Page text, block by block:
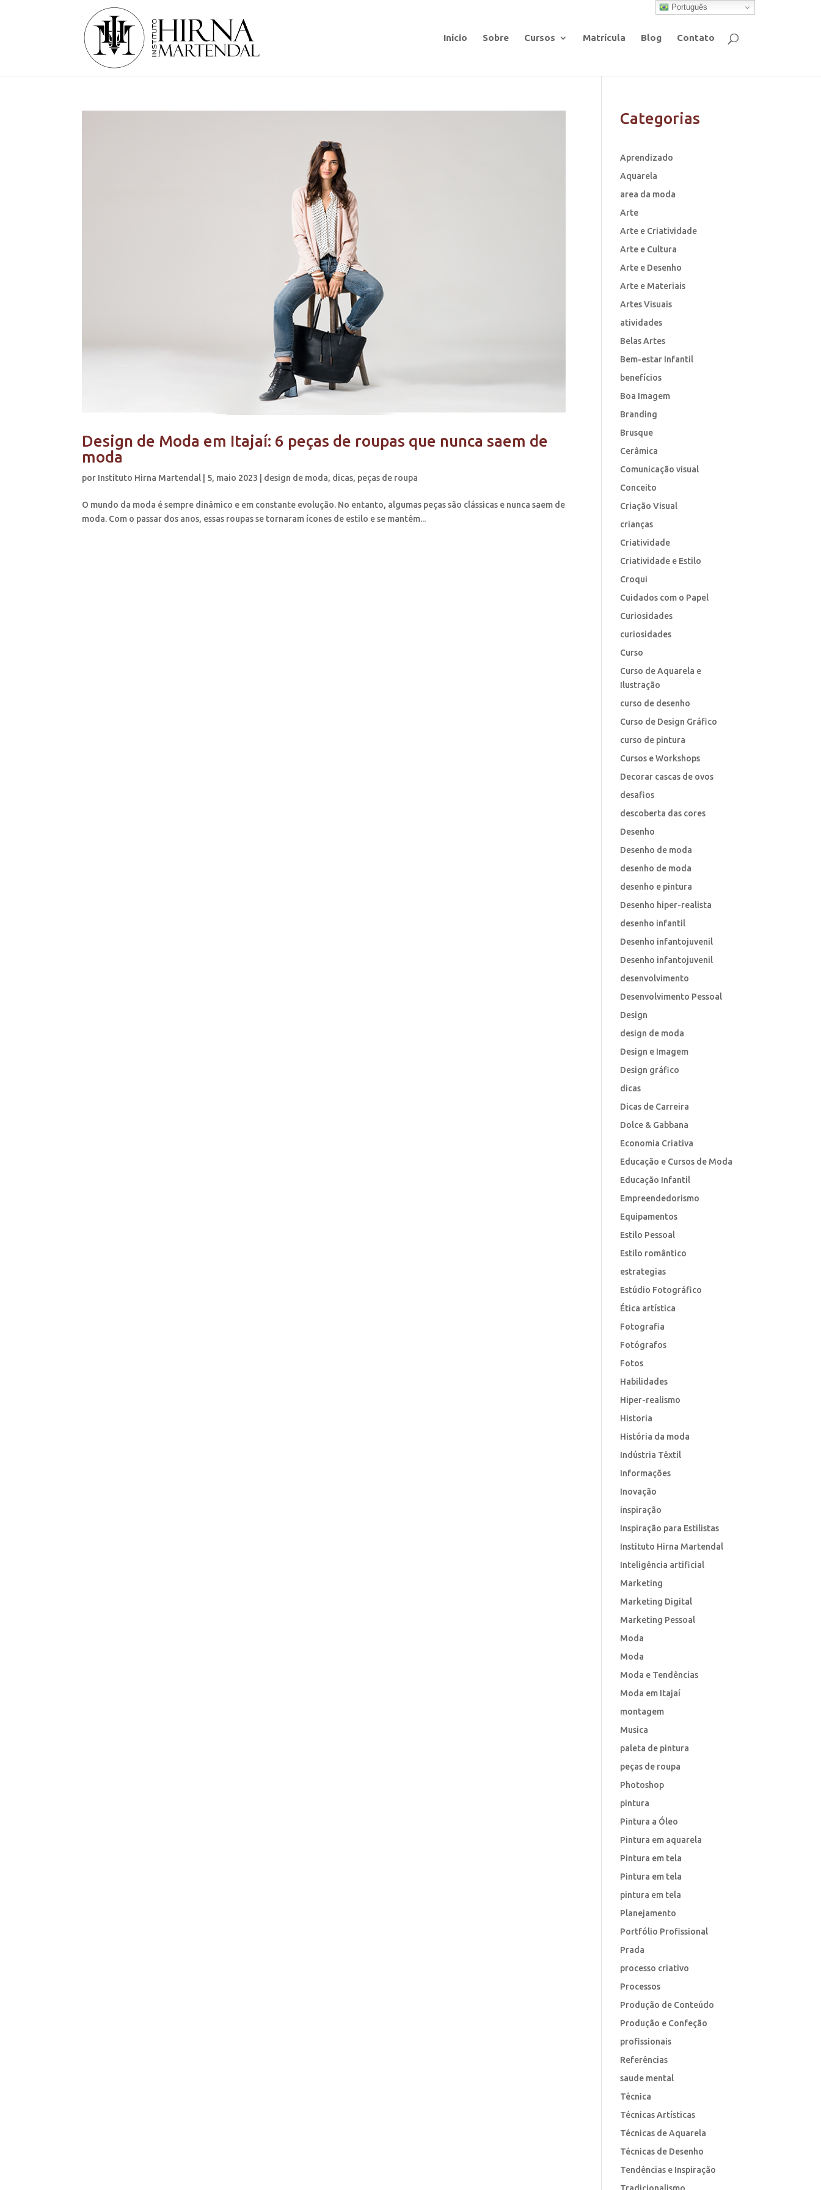
Início Sobre Cursos Matrícula Blog Contato
Design de Moda em Itajaí: 6 peças de roupas que nunca saem de
moda
por Instituto Hirna Martendal 5, maio 2023 design de moda, dicas, peças de roupa
O mundo da moda é sempre dinâmico e em constante evolução. No entanto, algumas peças são clássicas e nunca saem de
moda. Com o passar dos anos, essas roupas se tornaram ícones de estilo e se mantêm...
Categorias
Aprendizado
Aquarela
area da moda
Arte
Arte e Criatividade
Arte e Cultura
Arte e Desenho
Arte e Materiais
Artes Visuais
atividades
Belas Artes
Bem-estar Infantil
benefícios
Boa Imagem
Branding
Brusque
Cerâmica
Comunicação visual
Conceito
Criação Visual
crianças
Criatividade
Criatividade e Estilo
Croqui
Cuidados com o Papel
Curiosidades
curiosidades
Curso
Curso de Aquarela e
Ilustração
curso de desenho
Curso de Design Gráfico
curso de pintura
Cursos e Workshops
Decorar cascas de ovos
desafios
descoberta das cores
Desenho
Desenho de moda
desenho de moda
desenho e pintura
Desenho hiper-realista
desenho infantil
Desenho infantojuvenil
Desenho infantojuvenil
desenvolvimento
Desenvolvimento Pessoal
Design
design de moda
Design e Imagem
Design gráfico
dicas
Dicas de Carreira
Dolce & Gabbana
Economia Criativa
Educação e Cursos de Moda
Educação Infantil
Empreendedorismo
Equipamentos
Estilo Pessoal
Estilo romântico
estrategias
Estúdio Fotográfico
Ética artística
Fotografia
Fotógrafos
Fotos
Habilidades
Hiper-realismo
Historia
História da moda
Indústria Têxtil
Informações
Inovação
inspiração
Inspiração para Estilistas
Instituto Hirna Martendal
Inteligência artificial
Marketing
Marketing Digital
Marketing Pessoal
Moda
Moda
Moda e Tendências
Moda em Itajaí
montagem
Musica
paleta de pintura
peças de roupa
Photoshop
pintura
Pintura a Óleo
Pintura em aquarela
Pintura em tela
Pintura em tela
pintura em tela
Planejamento
Portfólio Profissional
Prada
processo criativo
Processos
Produção de Conteúdo
Produção e Confeção
profissionais
Referências
saude mental
Técnica
Técnicas Artísticas
Técnicas de Aquarela
Técnicas de Desenho
Tendências e Inspiração
Português